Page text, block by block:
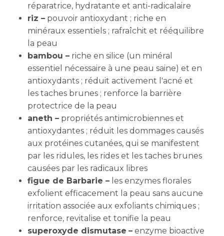
réparatrice, hydratante et anti-radicalaire
riz – pouvoir antioxydant ; riche en
minéraux essentiels ; rafraîchit et rééquilibre
la peau
bambou – riche en silice (un minéral
essentiel nécessaire à une peau saine) et en
antioxydants ; réduit activement l'acné et
les taches brunes ; renforce la barrière
protectrice de la peau
aneth – propriétés antimicrobiennes et
antioxydantes ; réduit les dommages causés
aux protéines cutanées, qui se manifestent
par les ridules, les rides et les taches brunes
causées par les radicaux libres
figue de Barbarie – les enzymes florales
exfolient efficacement la peau sans aucune
irritation associée aux exfoliants chimiques ;
renforce, revitalise et tonifie la peau
superoxyde dismutase – enzyme bioactive